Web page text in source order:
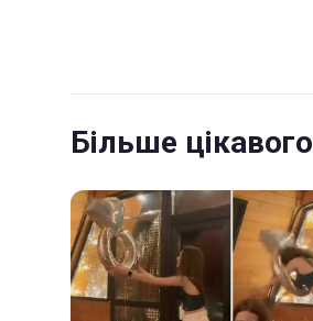
Більше цікавого